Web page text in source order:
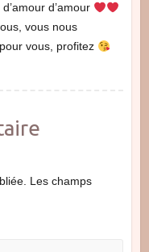
d’amour
vous nous
vous, profitez
Les champs